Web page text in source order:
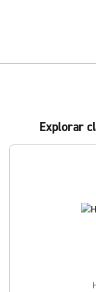
Explorar